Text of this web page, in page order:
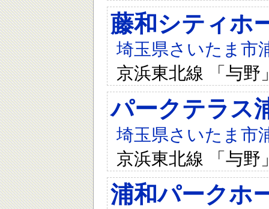
藤和シティホ
埼玉県さいたま市
京浜東北線 「与野
パークテラス
埼玉県さいたま市
京浜東北線 「与野
浦和パークホ